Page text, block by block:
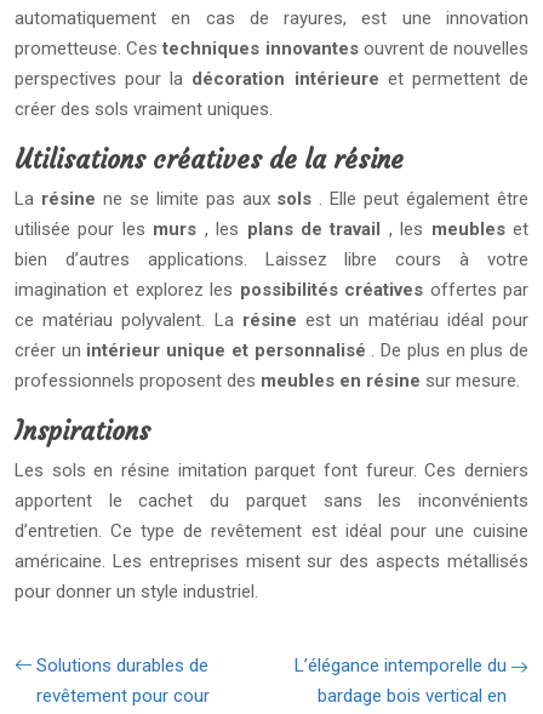
automatiquement en cas de rayures, est une innovation
prometteuse. Cestechniques innovantes ouvrent de nouvelles
perspectives pour la décoration intérieure et permettent de
créer des sols vraiment uniques.
Utilisations créatives de la résine
La résine ne se limite pas aux sols . Elle peut également être
utilisée pour les murs , les plans de travail , les meubleset
bien d’autres applications. Laissez libre cours à votre
imagination et explorez les possibilités créatives offertes par
ce matériau polyvalent. La résineest un matériau idéal pour
créer un intérieur unique et personnalisé . De plus en plus de
professionnels proposent des meubles en résine sur mesure.
Inspirations
Les sols en résine imitation parquet font fureur. Ces derniers
apportent le cachet du parquet sans les inconvénients
d’entretien. Ce type de revêtement est idéal pour une cuisine
américaine. Les entreprises misent sur des aspects métallisés
pour donner un style industriel.
Solutions durables de
revêtement pour cour
L’élégance intemporelle du
bardage bois vertical en